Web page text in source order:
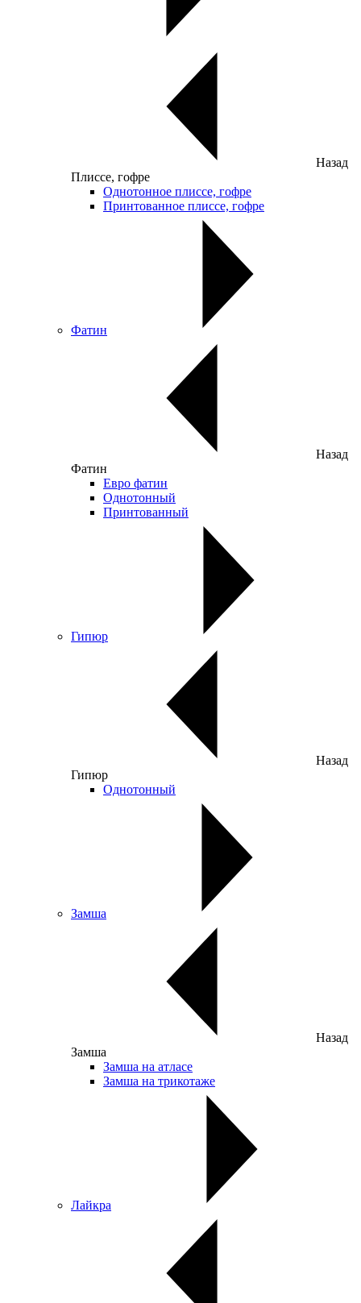
Назад
Плиссе, гофре
Однотонное плиссе, гофре
Принтованное плиссе, гофре
Фатин
Назад
Фатин
Евро фатин
Однотонный
Принтованный
Гипюр
Назад
Гипюр
Однотонный
Замша
Назад
Замша
Замша на атласе
Замша на трикотаже
Лайкра